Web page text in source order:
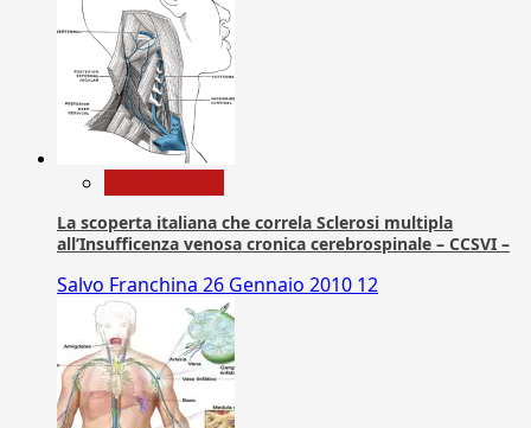
La scoperta italiana che correla Sclerosi multipla
all’Insufficenza venosa cronica cerebrospinale – CCSVI –
Salvo Franchina 26 Gennaio 2010 12